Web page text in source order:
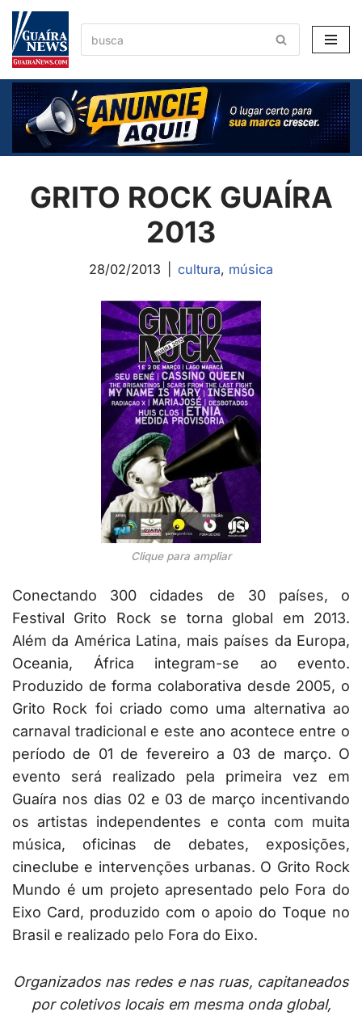
Pular
para
o
conteúdo
GRITO ROCK GUAÍRA
2013
28/02/2013 cultura, música
Clique para ampliar
Conectando 300 cidades de 30 países, o
Festival Grito Rock se torna global em 2013.
Além da América Latina, mais países da Europa,
Oceania, África integram-se ao evento.
Produzido de forma colaborativa desde 2005, o
Grito Rock foi criado como uma alternativa ao
carnaval tradicional e este ano acontece entre o
período de 01 de fevereiro a 03 de março. O
evento será realizado pela primeira vez em
Guaíra nos dias 02 e 03 de março incentivando
os artistas independentes e conta com muita
música, oficinas de debates, exposições,
cineclube e intervenções urbanas. O Grito Rock
Mundo é um projeto apresentado pelo Fora do
Eixo Card, produzido com o apoio do Toque no
Brasil e realizado pelo Fora do Eixo.
Organizados nas redes e nas ruas, capitaneados
por coletivos locais em mesma onda global,